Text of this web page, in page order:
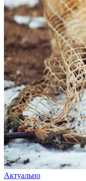
Актуально